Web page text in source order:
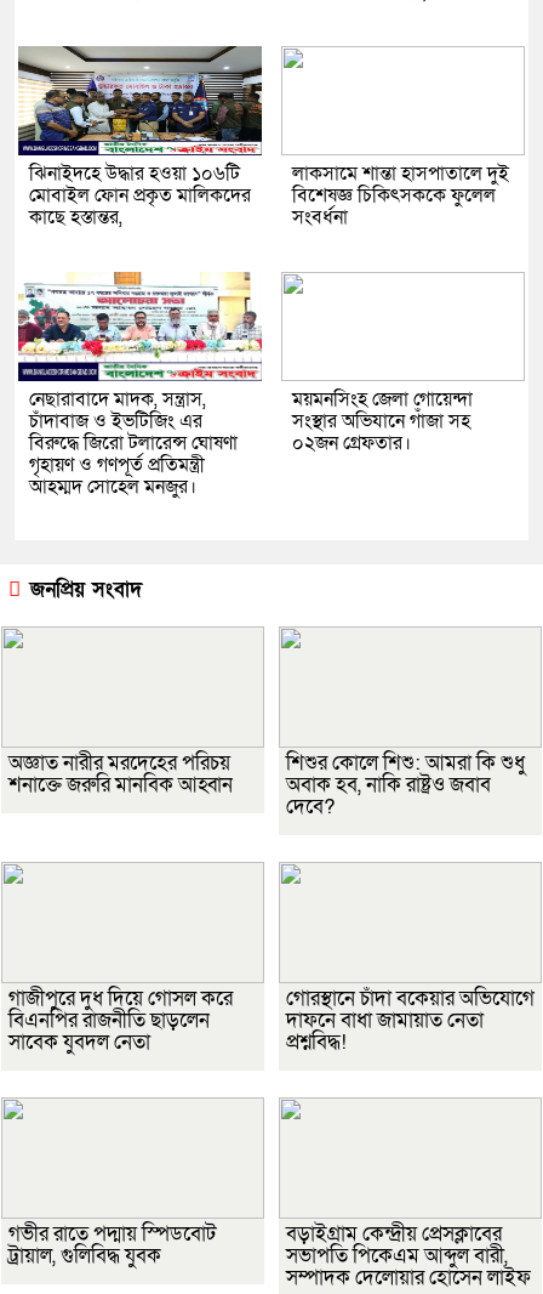
ঝিনাইদহে উদ্ধার হওয়া ১০৬টি
মোবাইল ফোন প্রকৃত মালিকদের
কাছে হস্তান্তর,
লাকসামে শান্তা হাসপাতালে দুই
বিশেষজ্ঞ চিকিৎসককে ফুলেল
সংবর্ধনা
নেছারাবাদে মাদক, সন্ত্রাস,
চাঁদাবাজ ও ইভটিজিং এর
বিরুদ্ধে জিরো টলারেন্স ঘোষণা
গৃহায়ণ ও গণপূর্ত প্রতিমন্ত্রী
আহম্মদ সোহেল মনজুর।
ময়মনসিংহ জেলা গোয়েন্দা
সংস্থার অভিযানে গাঁজা সহ
০২জন গ্রেফতার।
জনপ্রিয় সংবাদ
অজ্ঞাত নারীর মরদেহের পরিচয়
শনাক্তে জরুরি মানবিক আহ্বান
শিশুর কোলে শিশু: আমরা কি শুধু
অবাক হব, নাকি রাষ্ট্রও জবাব
দেবে?
গাজীপুরে দুধ দিয়ে গোসল করে
বিএনপির রাজনীতি ছাড়লেন
সাবেক যুবদল নেতা
গোরস্থানে চাঁদা বকেয়ার অভিযোগে
দাফনে বাধা জামায়াত নেতা
প্রশ্নবিদ্ধ!
গভীর রাতে পদ্মায় স্পিডবোট
ট্রায়াল, গুলিবিদ্ধ যুবক
বড়াইগ্রাম কেন্দ্রীয় প্রেসক্লাবের
সভাপতি পিকেএম আব্দুল বারী,
সম্পাদক দেলোয়ার হোসেন লাইফ